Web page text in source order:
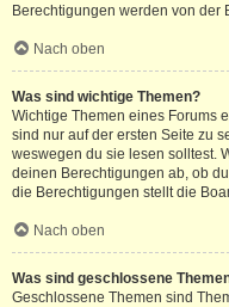
Berechtigungen werden von der
Nach oben
Was sind wichtige Themen?
Wichtige Themen eines Forums
sind nur auf der ersten Seite zu
weswegen du sie lesen solltest.
deinen Berechtigungen ab, ob
die Berechtigungen stellt die
Nach oben
Was sind geschlossene
Geschlossene Themen sind